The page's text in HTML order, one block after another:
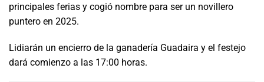
principales ferias y cogió nombre para ser un novillero
puntero en 2025.
Lidiarán un encierro de la ganadería Guadaira y el festejo
dará comienzo a las 17:00 horas.